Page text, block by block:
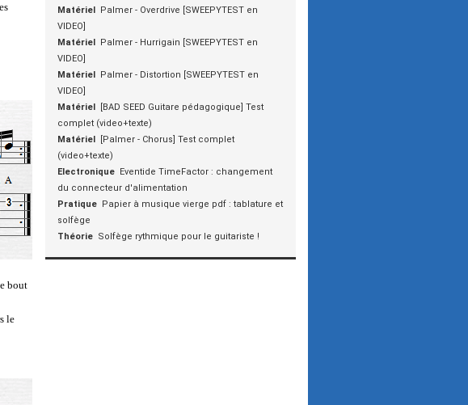
bout
le
Matériel Palmer - Overdrive [SWEEPYTEST en
VIDEO]
Matériel Palmer - Hurrigain [SWEEPYTEST en
VIDEO]
Matériel Palmer - Distortion [SWEEPYTEST en
VIDEO]
Matériel
[BAD SEED Guitare pédagogique] Test
complet (video+texte)
Matériel
[Palmer - Chorus] Test complet
(video+texte)
Electronique Eventide TimeFactor : changement
du connecteur d'alimentation
Pratique Papier à musique vierge pdf : tablature et
solfège
Théorie Solfège rythmique pour le guitariste !